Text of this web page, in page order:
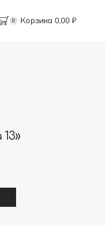
0 Корзина 0,00 ₽